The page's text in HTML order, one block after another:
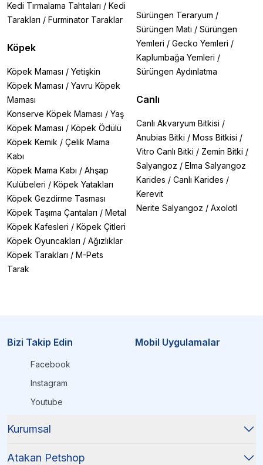
Kedi Tırmalama Tahtaları / Kedi
Tarakları / Furminator Taraklar
Köpek
Köpek Maması / Yetişkin
Köpek Maması / Yavru Köpek
Maması
Konserve Köpek Maması / Yaş
Köpek Maması / Köpek Ödülü
Köpek Kemik / Çelik Mama
Kabı
Köpek Mama Kabı / Ahşap
Kulübeleri / Köpek Yatakları
Köpek Gezdirme Tasması
Köpek Taşıma Çantaları / Metal
Köpek Kafesleri / Köpek Çitleri
Köpek Oyuncakları / Ağızlıklar
Köpek Tarakları / M-Pets
Tarak
Sürüngen Teraryum /
Sürüngen Matı / Sürüngen
Yemleri / Gecko Yemleri /
Kaplumbağa Yemleri /
Sürüngen Aydınlatma
Canlı
Canlı Akvaryum Bitkisi /
Anubias Bitki / Moss Bitkisi /
Vitro Canlı Bitki / Zemin Bitki /
Salyangoz / Elma Salyangoz
Karides / Canlı Karides /
Kerevit
Nerite Salyangoz / Axolotl
Bizi Takip Edin
Facebook
Instagram
Youtube
Mobil Uygulamalar
Kurumsal
Atakan Petshop